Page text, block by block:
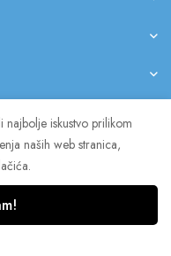
pridržana.
iskustvo prilikom
naših web stranica,